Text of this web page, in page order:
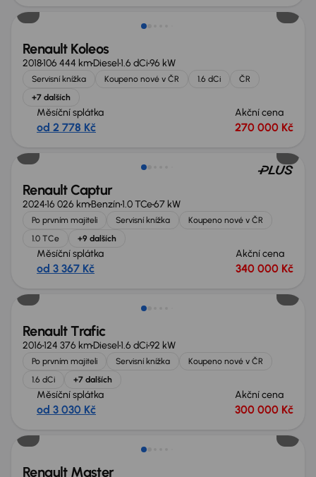
Renault Koleos
2018106 444 kmDiesel1.6 dCi96 kW
Servisní knížka Koupeno nové v ČR 1.6 dCi
ČR
+7 dalších
Měsíční splátka
od 2 778 Kč
Akční cena
270 000 Kč
Renault Captur
202416 026 kmBenzín1.0 TCe67 kW
Po prvním majiteli Servisní knížka
Koupeno nové v ČR
1.0 TCe
+9 dalších
Měsíční splátka
od 3 367 Kč
Akční cena
340 000 Kč
Renault Trafic
2016124 376 kmDiesel1.6 dCi92 kW
Po prvním majiteli Servisní knížka
Koupeno nové v ČR
1.6 dCi
+7 dalších
Měsíční splátka
od 3 030 Kč
Akční cena
300 000 Kč
Zlevněno o 60 000 Kč
Renault Master